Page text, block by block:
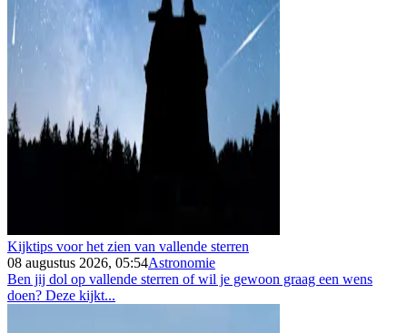
Kijktips voor het zien van vallende sterren
08 augustus 2026, 05:54Astronomie
Ben jij dol op vallende sterren of wil je gewoon graag een wens
doen? Deze kijkt...